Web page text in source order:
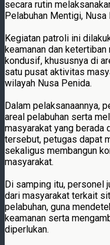
secara rutin
Pelabuhan Mentigi,
Kegiatan patroli ini
keamanan dan
kondusif, khususnya di
satu pusat aktivitas
wilayah Nusa Penida.
Dalam pelaksanaannya,
areal pelabuhan serta
masyarakat yang berada
tersebut, petugas dapat
sekaligus membangun
masyarakat.
Di samping itu, personel
dari masyarakat terkait
pelabuhan, guna
keamanan serta
diperlukan.